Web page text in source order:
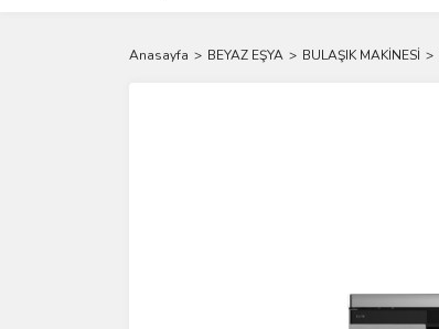
Anasayfa BEYAZ EŞYA BULAŞIK MAKİNESİ